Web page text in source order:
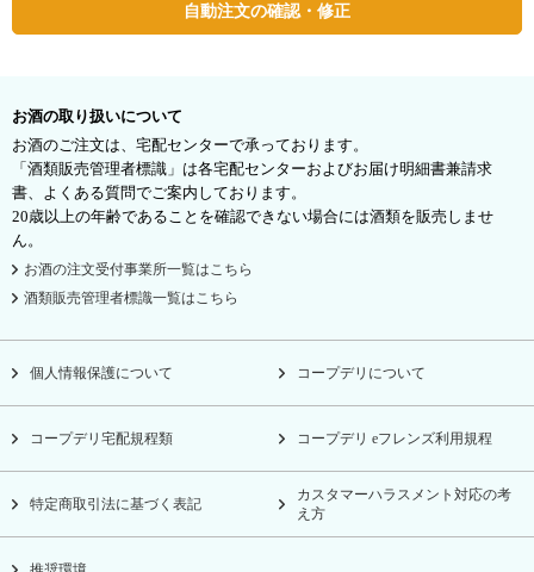
自動注文の確認・修正
お酒の取り扱いについて
お酒のご注文は、宅配センターで承っております。
「酒類販売管理者標識」は各宅配センターおよびお届け明細書兼請求
書、よくある質問でご案内しております。
20歳以上の年齢であることを確認できない場合には酒類を販売しませ
ん。
お酒の注文受付事業所一覧はこちら
酒類販売管理者標識一覧はこちら
個人情報保護について コープデリについて
コープデリ宅配規程類 コープデリ eフレンズ利用規程
特定商取引法に基づく表記
カスタマーハラスメント対応の考
え方